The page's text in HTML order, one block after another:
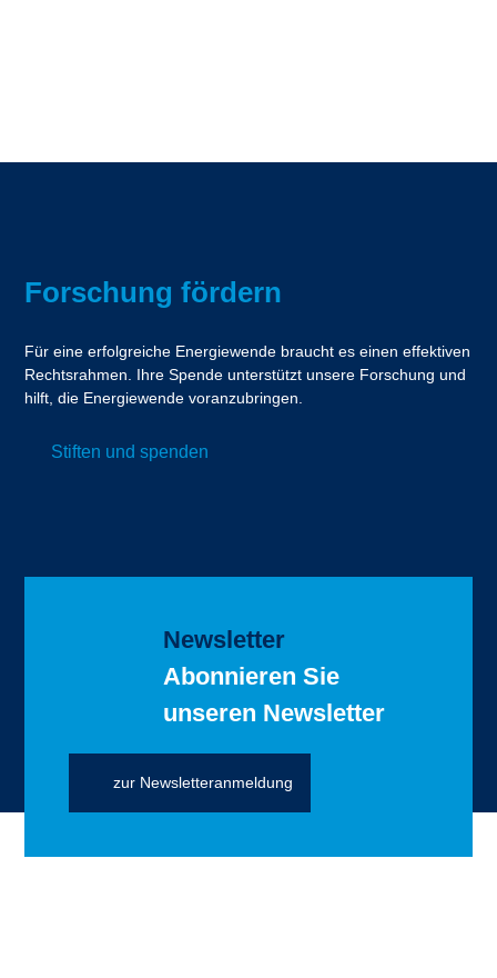
Forschung fördern
Für eine erfolgreiche Energiewende braucht es einen effektiven
Rechtsrahmen. Ihre Spende unterstützt unsere Forschung und
hilft, die Energiewende voranzubringen.
Stiften und spenden
Newsletter
Abonnieren Sie
unseren Newsletter
zur Newsletteranmeldung